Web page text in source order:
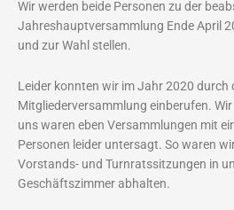
Wir werden beide Personen zu der
Jahreshauptversammlung Ende April
und zur Wahl stellen.
Leider konnten wir im Jahr 2020 durch
Mitgliederversammlung einberufen.
uns waren eben Versammlungen mit
Personen leider untersagt. So waren
Vorstands- und Turnratssitzungen in
Geschäftszimmer abhalten.